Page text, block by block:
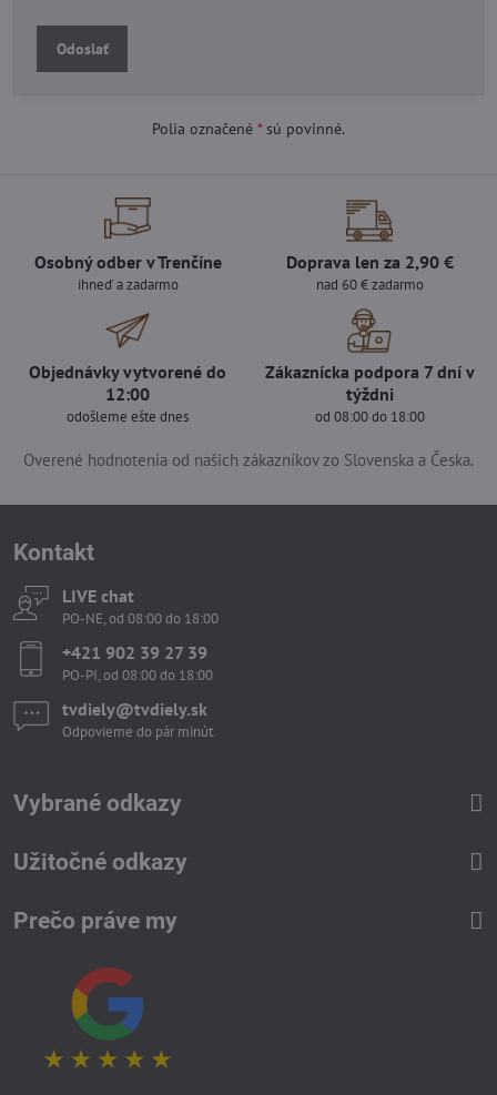
Odoslať
Polia označené *sú povinné.
Osobný odber v Trenčíne
ihneď a zadarmo
Doprava len za 2,90 €
nad 60 € zadarmo
Objednávky vytvorené do
12:00
odošleme ešte dnes
Zákaznícka podpora 7 dní v
týždni
od 08:00 do 18:00
Overené hodnotenia od našich zákazníkov zo Slovenska a Česka.
Kontakt
LIVE chat
PO-NE, od 08:00 do 18:00
+421 902 39 27 39
PO-PI, od 08:00 do 18:00
tvdiely​​@tvdiely​​.sk
Odpovieme do pár minút.
Vybrané odkazy
Užitočné odkazy
Prečo práve my